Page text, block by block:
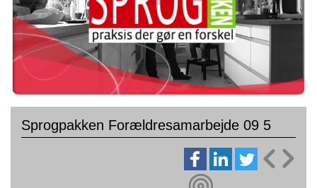
Sprogpakken Forældresamarbejde 09 5